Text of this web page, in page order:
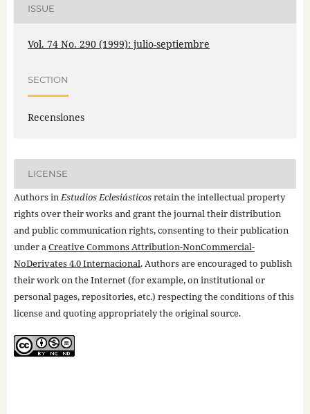
ISSUE
Vol. 74 No. 290 (1999): julio-septiembre
SECTION
Recensiones
LICENSE
Authors inEstudios Eclesiásticosretain the intellectual property
rights over their works and grant the journal their distribution
and public communication rights, consenting to their publication
under aCreative Commons Attribution-NonCommercial-
NoDerivates 4.0 Internacional. Authors are encouraged to publish
their work on the Internet (for example, on institutional or
personal pages, repositories, etc.) respecting the conditions of this
license and quoting appropriately the original source.